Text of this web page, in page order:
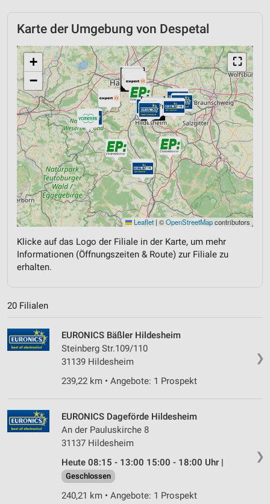
Karte der Umgebung von Despetal
⛶
+
−
Leaflet | ©OpenStreetMapcontributors
Klicke auf das Logo der Filiale in der Karte, um mehr
Informationen (Öffnungszeiten & Route) zur Filiale zu
erhalten.
20 Filialen
❯
EURONICS Bäßler Hildesheim
Steinberg Str.109/110
31139 Hildesheim
239,22 km • Angebote: 1 Prospekt
❯
EURONICS Dageförde Hildesheim
An der Pauluskirche 8
31137 Hildesheim
Heute 08:15 - 13:00 15:00 - 18:00 Uhr |
Geschlossen
240,21 km • Angebote: 1 Prospekt